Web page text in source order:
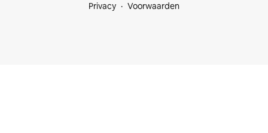
Privacy
Voorwaarden